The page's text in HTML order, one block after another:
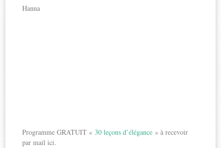
Hanna
Programme GRATUIT «30 leçons d’élégance » à recevoir
par mail ici.